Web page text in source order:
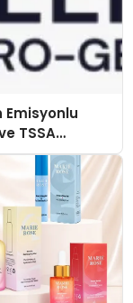
Emisyonlu
TSSA